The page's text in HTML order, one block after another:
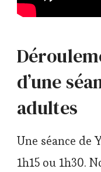
d’une
adultes
Une séance de
1h15 ou 1h30.